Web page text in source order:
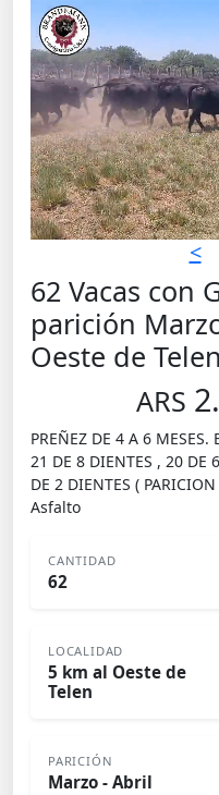
<
62 Vacas con
parición
Oeste de
ARS
PREÑEZ DE 4 A 6 MESES.
21 DE 8 DIENTES , 20 DE
DE 2 DIENTES (
Asfalto
CANTIDAD
62
LOCALIDAD
5 km al Oeste de
Telen
PARICIÓN
Marzo - Abril